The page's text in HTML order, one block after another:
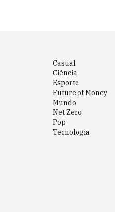
Casual
Ciência
Esporte
Future of Money
Mundo
Net Zero
Pop
Tecnologia